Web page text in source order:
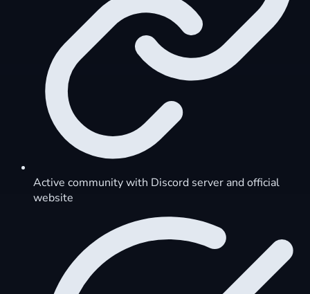
Active community with Discord server and official
website